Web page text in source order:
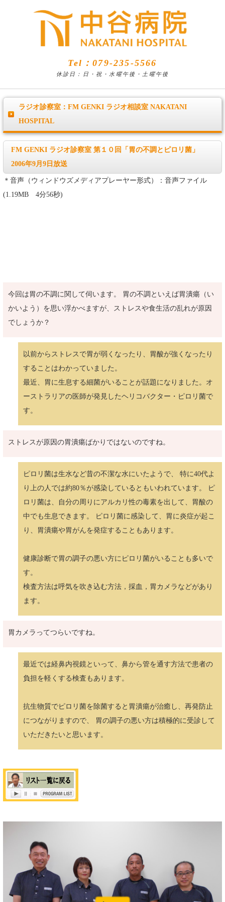
Tel：079-235-5566
休診日：日・祝・水曜午後・土曜午後
ラジオ診察室：FM GENKI ラジオ相談室 NAKATANI
HOSPITAL
FM GENKI ラジオ診察室 第１０回「胃の不調とピロリ菌」
2006年9月9日放送
＊音声（ウィンドウズメディアプレーヤー形式）：音声ファイル
(1.19MB 4分56秒)
今回は胃の不調に関して伺います。 胃の不調といえば胃潰瘍（い
かいよう）を思い浮かべますが、ストレスや食生活の乱れが原因
でしょうか？
以前からストレスで胃が弱くなったり、胃酸が強くなったり
することはわかっていました。
最近、胃に生息する細菌がいることが話題になりました。オ
ーストラリアの医師が発見したヘリコバクター・ピロリ菌で
す。
ストレスが原因の胃潰瘍ばかりではないのですね。
ピロリ菌は生水など昔の不潔な水にいたようで、 特に40代よ
り上の人では約80％が感染しているともいわれています。 ピ
ロリ菌は、自分の周りにアルカリ性の毒素を出して、胃酸の
中でも生息できます。 ピロリ菌に感染して、胃に炎症が起こ
り、胃潰瘍や胃がんを発症することもあります。
健康診断で胃の調子の悪い方にピロリ菌がいることも多いで
す。
検査方法は呼気を吹き込む方法，採血，胃カメラなどがあり
ます。
胃カメラってつらいですね。
最近では経鼻内視鏡といって、鼻から管を通す方法で患者の
負担を軽くする検査もあります。
抗生物質でピロリ菌を除菌すると胃潰瘍が治癒し、再発防止
につながりますので、 胃の調子の悪い方は積極的に受診して
いただきたいと思います。